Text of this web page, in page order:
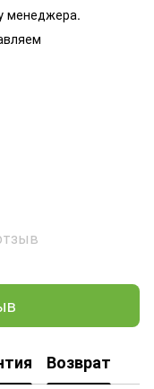
менеджера.
Возврат